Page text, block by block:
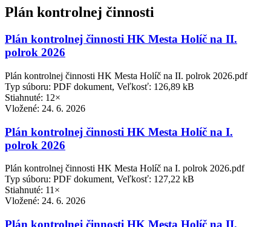
Plán kontrolnej činnosti
Plán kontrolnej činnosti HK Mesta Holíč na II.
polrok 2026
Plán kontrolnej činnosti HK Mesta Holíč na II. polrok 2026.pdf
Typ súboru: PDF dokument, Veľkosť: 126,89 kB
Stiahnuté: 12×
Vložené: 24. 6. 2026
Plán kontrolnej činnosti HK Mesta Holíč na I.
polrok 2026
Plán kontrolnej činnosti HK Mesta Holíč na I. polrok 2026.pdf
Typ súboru: PDF dokument, Veľkosť: 127,22 kB
Stiahnuté: 11×
Vložené: 24. 6. 2026
Plán kontrolnej činnosti HK Mesta Holíč na II.